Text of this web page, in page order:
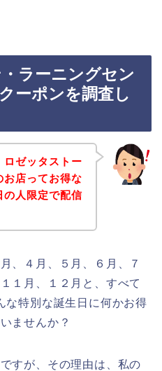
ラーニングセン
ーポンを調査し
ロゼッタストー
お店ってお得な
の人限定で配信
、４月、５月、６月、７
１月、１２月と、すべて
な特別な誕生日に何かお得
ませんか？
すが、その理由は、私の